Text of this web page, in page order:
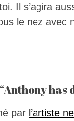
Il s’agira
le nez avec
has
par l’artiste